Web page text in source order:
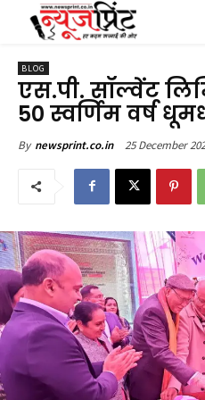
BLOG
एस.पी. सॉल्वेंट
50 स्वर्णिम वर्ष
By newsprint.co.in 25 December